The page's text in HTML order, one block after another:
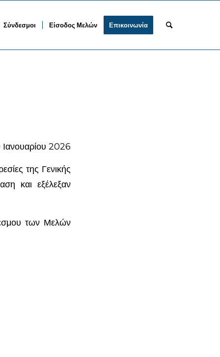
Σύνδεσμοι Είσοδος Μελών Επικοινωνία
2026
της Γενικής
και εξέλεξαν
των Μελών